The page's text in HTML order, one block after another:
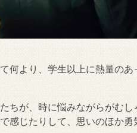
何より、学生以上に熱量のあ
ちが、時に悩みながらがむ
感じたりして、思いのほか